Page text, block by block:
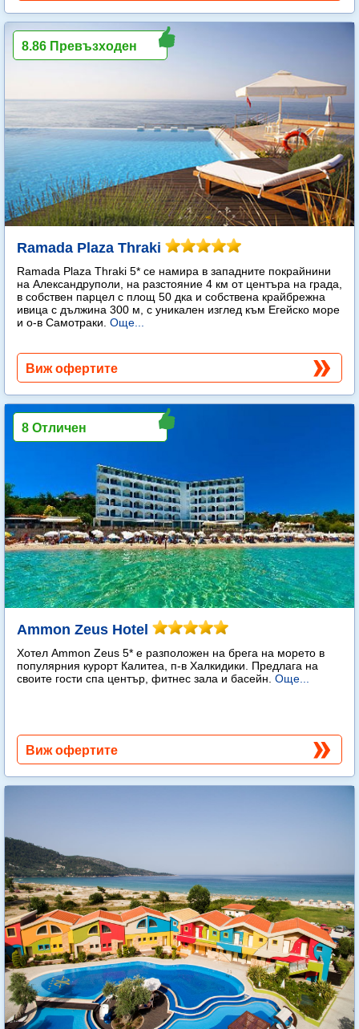
Ramada Plaza Thraki
Ramada Plaza Thraki 5* се намира в западните покрайнини
на Александруполи, на разстояние 4 км от центъра на града,
в собствен парцел с площ 50 дка и собствена крайбрежна
ивица с дължина 300 м, с уникален изглед към Егейско море
и о-в Самотраки. Още...
8.86 Превъзходен
Виж офертите
Ammon Zeus Hotel
Хотел Ammon Zeus 5* е разположен на брега на морето в
популярния курорт Калитеа, п-в Халкидики. Предлага на
своите гости спа център, фитнес зала и басейн. Още...
8 Отличен
Виж офертите